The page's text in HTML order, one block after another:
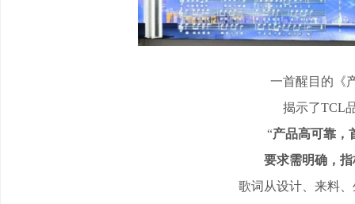
一首醒目的《
揭示了TCL
“产品高可靠，
要求需明确，
歌词从设计、来料